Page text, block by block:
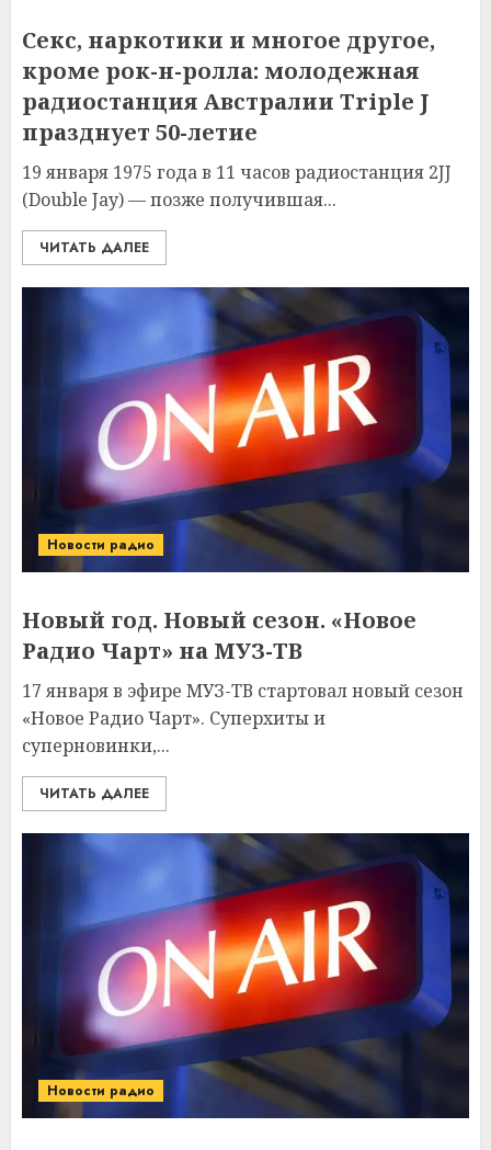
Секс, наркотики и многое другое,
кроме рок-н-ролла: молодежная
радиостанция Австралии Triple J
празднует 50-летие
19 января 1975 года в 11 часов радиостанция 2JJ
(Double Jay) — позже получившая...
ЧИТАТЬ ДАЛЕЕ
Новости радио
Новый год. Новый сезон. «Новое
Радио Чарт» на МУЗ-ТВ
17 января в эфире МУЗ-ТВ стартовал новый сезон
«Новое Радио Чарт». Суперхиты и
суперновинки,...
ЧИТАТЬ ДАЛЕЕ
Новости радио